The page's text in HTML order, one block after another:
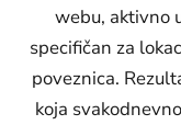
webu, aktivno
specifičan za
poveznica.
koja